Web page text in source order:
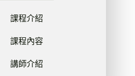
課程介紹
課程內容
講師介紹